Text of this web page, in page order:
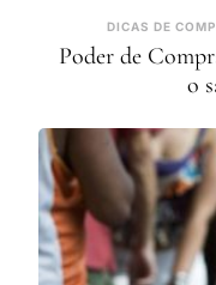
DICAS DE
Poder de
o